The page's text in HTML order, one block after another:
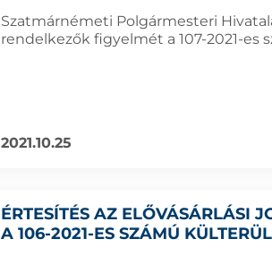
Szatmárnémeti Polgármesteri
rendelkezők figyelmét a 107-2021-es
2021.10.25
ÉRTESÍTÉS AZ ELŐVÁSÁRLÁSI
A 106-2021-ES SZÁMÚ